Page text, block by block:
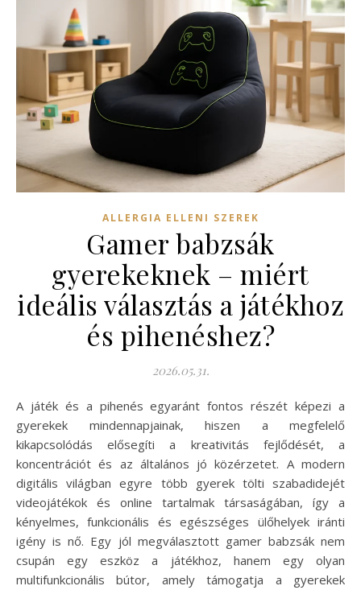
ALLERGIA ELLENI SZEREK
Gamer babzsák
gyerekeknek – miért
ideális választás a játékhoz
és pihenéshez?
2026.05.31.
A játék és a pihenés egyaránt fontos részét képezi a
gyerekek mindennapjainak, hiszen a megfelelő
kikapcsolódás elősegíti a kreativitás fejlődését, a
koncentrációt és az általános jó közérzetet. A modern
digitális világban egyre több gyerek tölti szabadidejét
videojátékok és online tartalmak társaságában, így a
kényelmes, funkcionális és egészséges ülőhelyek iránti
igény is nő. Egy jól megválasztott gamer babzsák nem
csupán egy eszköz a játékhoz, hanem egy olyan
multifunkcionális bútor, amely támogatja a gyerekek